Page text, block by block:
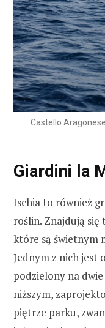
Castello
Giardini la
Ischia to również
roślin. Znajdują
które są świetnym
Jednym z nich jest
podzielony na dwie
niższym,
piętrze parku,